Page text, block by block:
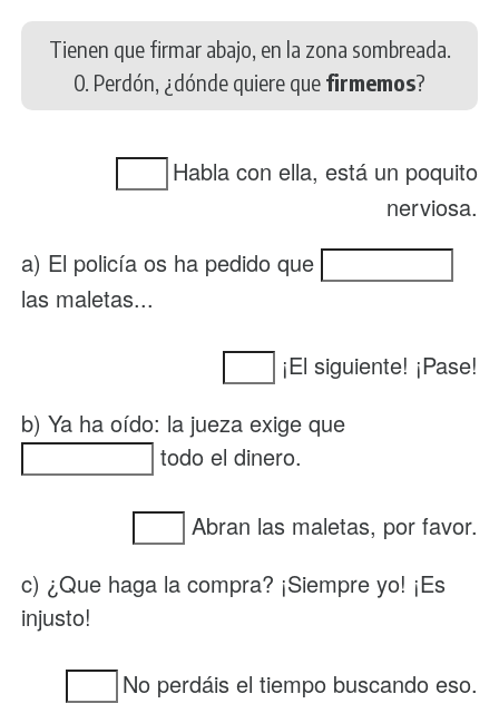
Tienen que firmar abajo, en la zona sombreada.
0. Perdón, ¿dónde quiere que firmemos?
Habla con ella, está un poquito
nerviosa.
a) El policía os ha pedido que
las maletas...
¡El siguiente! ¡Pase!
b) Ya ha oído: la jueza exige que
todo el dinero.
Abran las maletas, por favor.
c) ¿Que haga la compra? ¡Siempre yo! ¡Es
injusto!
No perdáis el tiempo buscando eso.